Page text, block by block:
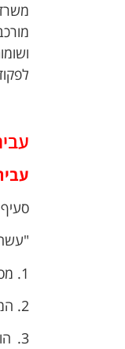
סעיף 117(ב) לחוק מע"מ מגדיר את העבירות המהותיות לפי חוק זה, אשר נעשות בכוונה להתחמק ממס:
1. מסר ידיעה כוזבת או מסר דו"ח או מסמך אחר הכוללים ידיעה כאמור;
2. המשיך לנהל עסקאות לאחר שנאסר עליו לעשות כן או לפני שמילא את התנאים להמשך עיסוקו;
3.